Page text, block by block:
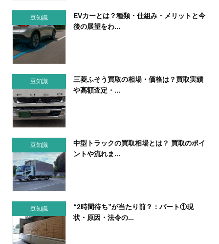
豆知識
EVカーとは？種類・仕組み・メリットと今
後の展望をわ...
豆知識
三菱ふそう買取の相場・価格は？買取実績
や高額査定・...
豆知識
中型トラックの買取相場とは？ 買取のポイ
ントや流れま...
豆知識
“2時間待ち”が当たり前？：パート①現
状・原因・法令の...